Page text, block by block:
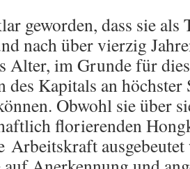
geworden, dass sie
nach über vierzig
Alter, im Grunde für
des Kapitals an höchster
Obwohl sie über
florierenden
Arbeitskraft ausgebeutet